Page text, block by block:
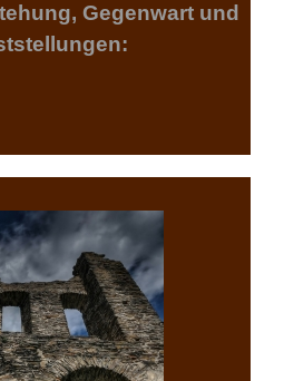
Gegenwart und